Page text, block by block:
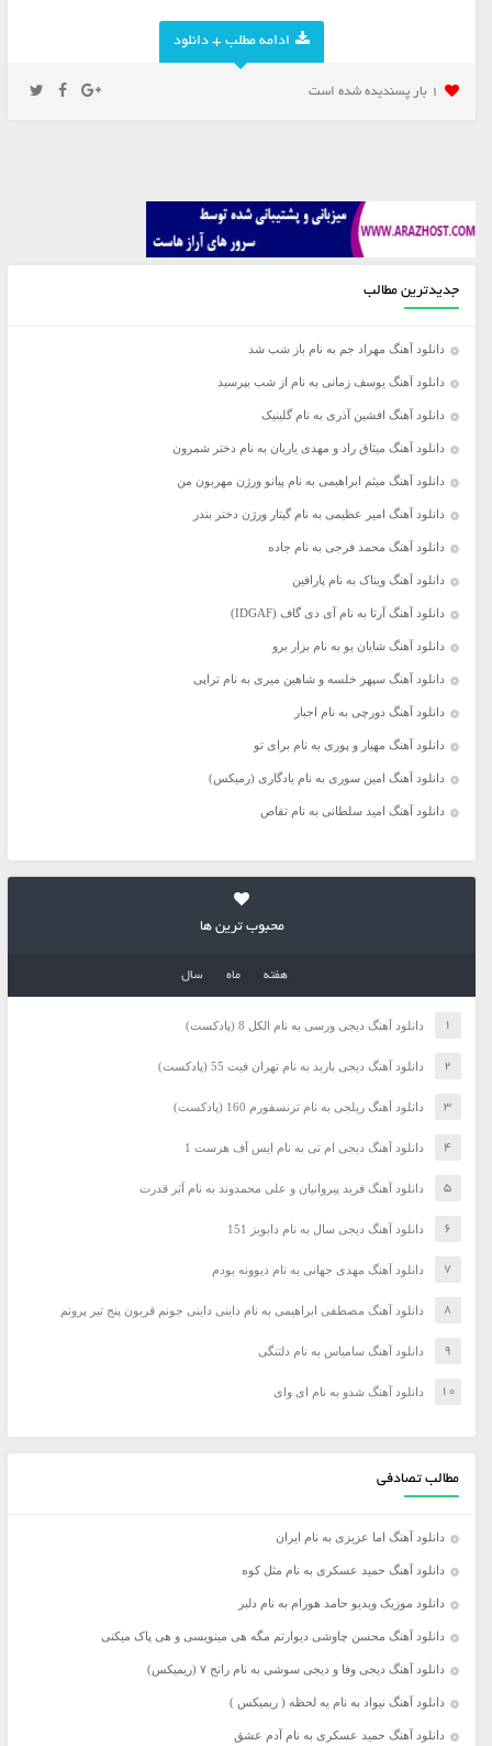
ادامه مطلب + دانلود
1 بار پسنديده شده است
جدیدترین مطالب
دانلود آهنگ مهراد جم به نام باز شب شد
دانلود آهنگ یوسف زمانی به نام از شب بپرسید
دانلود آهنگ افشین آذری به نام گلینیک
دانلود آهنگ میثاق راد و مهدی یاریان به نام دختر شمرون
دانلود آهنگ میثم ابراهیمی به نام پیانو ورژن مهربون من
دانلود آهنگ امیر عظیمی به نام گیتار ورژن دختر بندر
دانلود آهنگ محمد فرجی به نام جاده
دانلود آهنگ ویناک به نام پارافین
دانلود آهنگ آرتا به نام آی دی گاف (IDGAF)
دانلود آهنگ شایان یو به نام بزار برو
دانلود آهنگ سپهر خلسه و شاهین میری به نام تراپی
دانلود آهنگ دورچی به نام اجبار
دانلود آهنگ مهیار و پوری به نام برای تو
دانلود آهنگ امین سوری به نام یادگاری (رمیکس)
دانلود آهنگ امید سلطانی به نام تقاص
محبوب ترین ها
هفته ماه سال
دانلود آهنگ دیجی ورسی به نام الکل 8 (پادکست)
دانلود آهنگ دیجی باربد به نام تهران فیت 55 (پادکست)
دانلود آهنگ ریلجی به نام ترنسفورم 160 (پادکست)
دانلود آهنگ دیجی ام تی به نام ایس آف هرست 1
دانلود آهنگ فرید پیروانیان و علی محمدوند به نام اَبَر قدرت
دانلود آهنگ دیجی سال به نام دابویز 151
دانلود آهنگ مهدی جهانی به نام دیوونه بودم
دانلود آهنگ مصطفی ابراهیمی به نام داینی داینی جونم قربون پنج تیر پرونم
دانلود آهنگ سامیاس به نام دلتنگی
دانلود آهنگ شدو به نام ای وای
مطالب تصادفی
دانلود آهنگ اما عزیزی به نام ایران
دانلود آهنگ حمید عسکری به نام مثل کوه
دانلود موزیک ویدیو حامد هورام به نام دلبر
دانلود آهنگ محسن چاوشی دیوارتم مگه هی مینویسی و هی پاک میکنی
دانلود آهنگ دیجی وفا و دیجی سوشی به نام رانج ۷ (ریمیکس)
دانلود آهنگ نیواد به نام یه لحظه ( ریمیکس )
دانلود آهنگ حمید عسکری به نام آدم عشق